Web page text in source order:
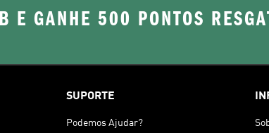
E GANHE 500 PONTOS
SUPORTE
Podemos Ajudar?